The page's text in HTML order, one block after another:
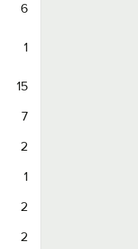
6
1
15
7
2
1
2
2